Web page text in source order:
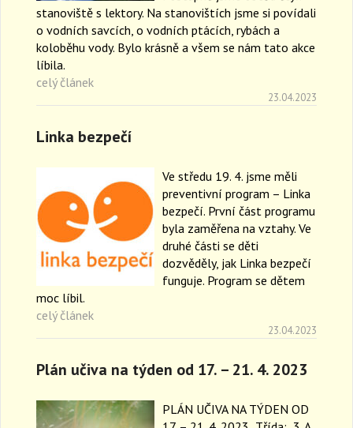
stanoviště s lektory. Na stanovištích jsme si povídali
o vodních savcích, o vodních ptácích, rybách a
koloběhu vody. Bylo krásně a všem se nám tato akce
líbila.
celý článek
23.04.2023
Linka bezpečí
Ve středu 19. 4. jsme měli
preventivní program – Linka
bezpečí. První část programu
byla zaměřena na vztahy. Ve
druhé části se děti
dozvěděly, jak Linka bezpečí
funguje. Program se dětem
moc líbil.
celý článek
23.04.2023
Plán učiva na týden od 17. – 21. 4. 2023
PLÁN UČIVA NA TÝDEN OD